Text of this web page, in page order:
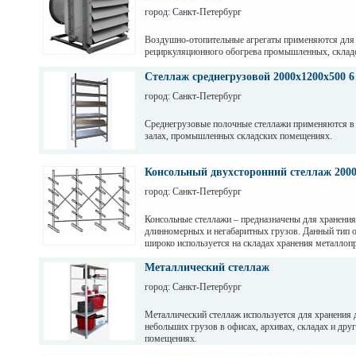
город: Санкт-Петербург
Воздушно-отопительные агрегаты применяются для
рециркуляционного обогрева промышленных,
Стеллаж среднегрузовой 2000х1200х500
город: Санкт-Петербург
Среднегрузовые полочные стеллажи применяются
залах, промышленных складских помещениях.
зависимости от длины. Полочные стеллажи состоят
краской. Уровни хранения могут регулировать по
Консольный двухсторонний стеллаж
город: Санкт-Петербург
Консольные стеллажи – предназначены для хранения
длинномерных и негабаритных грузов. Данный тип
широко используется на складах хранения
Металлический стеллаж
город: Санкт-Петербург
Металлический стеллаж используется для хранения
небольших грузов в офисах, архивах, складах и
помещениях.